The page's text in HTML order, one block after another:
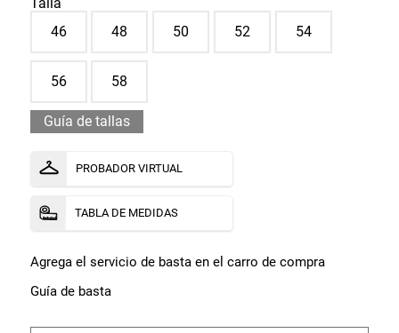
46
48 50 52 54
56 58
Guía de tallas
PROBADOR VIRTUAL
TABLA DE MEDIDAS
Agrega el servicio de basta en el carro de compra
Guía de basta